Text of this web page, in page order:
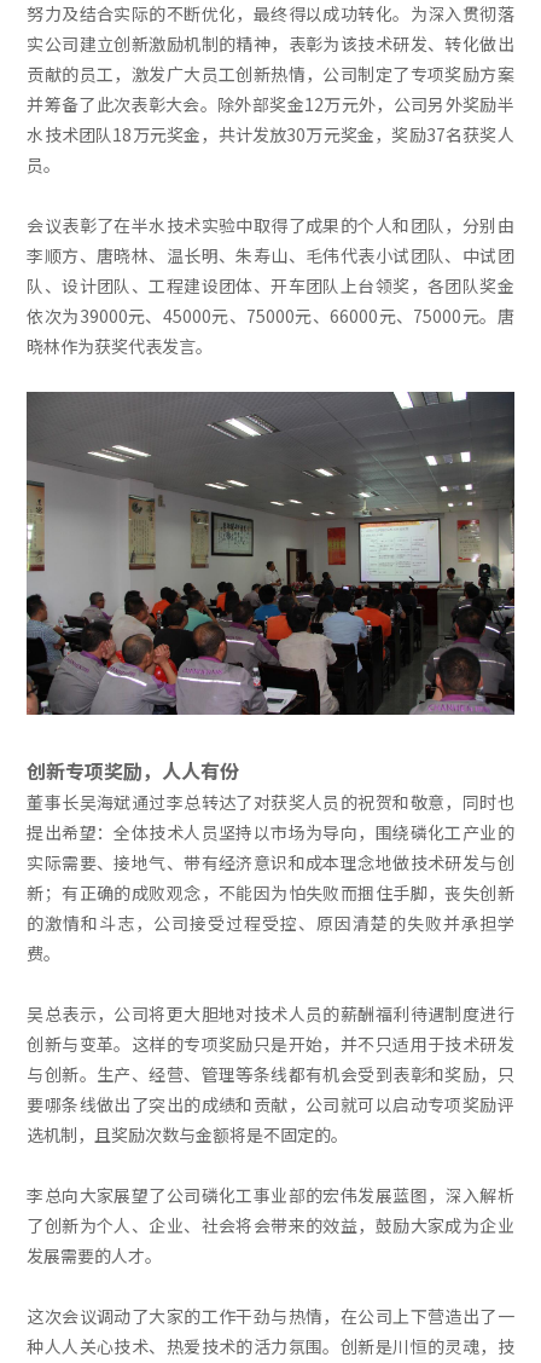
努力及结合实际的不断优化，最终得以成功转化。为深入贯彻落
实公司建立创新激励机制的精神，表彰为该技术研发、转化做出
贡献的员工，激发广大员工创新热情，公司制定了专项奖励方案
并筹备了此次表彰大会。除外部奖金12万元外，公司另外奖励半
水技术团队18万元奖金，共计发放30万元奖金，奖励37名获奖人
员。
会议表彰了在半水技术实验中取得了成果的个人和团队，分别由
李顺方、唐晓林、温长明、朱寿山、毛伟代表小试团队、中试团
队、设计团队、工程建设团体、开车团队上台领奖，各团队奖金
依次为39000元、45000元、75000元、66000元、75000元。唐
晓林作为获奖代表发言。
创新专项奖励，人人有份
董事长吴海斌通过李总转达了对获奖人员的祝贺和敬意，同时也
提出希望：全体技术人员坚持以市场为导向，围绕磷化工产业的
实际需要、接地气、带有经济意识和成本理念地做技术研发与创
新；有正确的成败观念，不能因为怕失败而捆住手脚，丧失创新
的激情和斗志，公司接受过程受控、原因清楚的失败并承担学
费。
吴总表示，公司将更大胆地对技术人员的薪酬福利待遇制度进行
创新与变革。这样的专项奖励只是开始，并不只适用于技术研发
与创新。生产、经营、管理等条线都有机会受到表彰和奖励，只
要哪条线做出了突出的成绩和贡献，公司就可以启动专项奖励评
选机制，且奖励次数与金额将是不固定的。
李总向大家展望了公司磷化工事业部的宏伟发展蓝图，深入解析
了创新为个人、企业、社会将会带来的效益，鼓励大家成为企业
发展需要的人才。
这次会议调动了大家的工作干劲与热情，在公司上下营造出了一
种人人关心技术、热爱技术的活力氛围。创新是川恒的灵魂，技